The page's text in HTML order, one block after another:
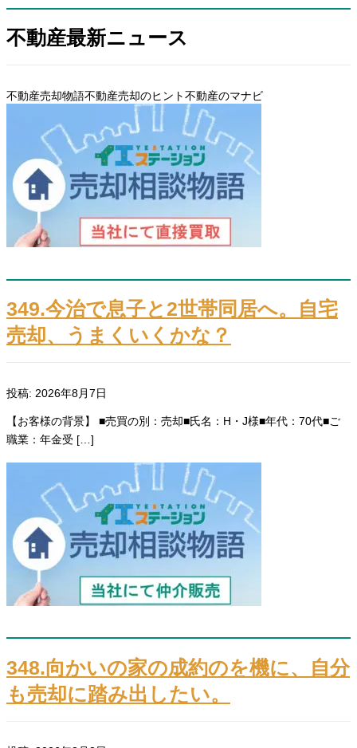
不動産最新ニュース
不動産売却物語不動産売却のヒント不動産のマナビ
349.今治で息子と2世帯同居へ。自宅
売却、うまくいくかな？
投稿: 2026年8月7日
【お客様の背景】 ■売買の別：売却■氏名：H・J様■年代：70代■ご
職業：年金受 […]
348.向かいの家の成約のを機に、自分
も売却に踏み出したい。